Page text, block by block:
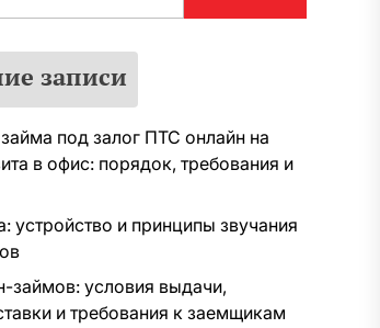
записи
под залог ПТС онлайн на
в офис: порядок, требования и
устройство и принципы звучания
займов: условия выдачи,
и требования к заемщикам